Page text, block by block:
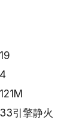
19
4
121M
33引擎静火